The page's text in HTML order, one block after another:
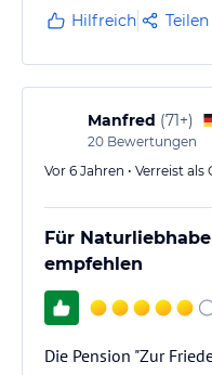
Hilfreich Teilen
Manfred (71+)
20 Bewertungen
Vor 6 Jahren • Verreist
Für
empfehlen
Die Pension "Zur